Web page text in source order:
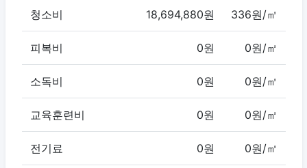
청소비 18,694,880원 336원/㎡
피복비 0원 0원/㎡
소독비 0원 0원/㎡
교육훈련비 0원 0원/㎡
전기료 0원 0원/㎡